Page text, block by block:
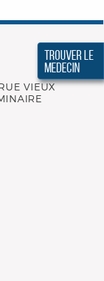
VIEUX
Trouver le
Medecin